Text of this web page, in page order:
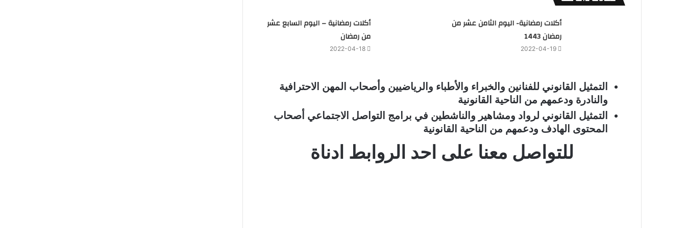
أكلات رمضانية- اليوم الثامن عشر من
رمضان 1443
2022-04-19
أكلات رمضانية – اليوم السابع عشر
من رمضان
2022-04-18
التمثيل القانوني للفنانين والخبراء والأطباء والرياضيين وأصحاب المهن الاحترافية
والنادرة ودعمهم من الناحية القانونية
التمثيل القانوني لرواد ومشاهير والناشطين في برامج التواصل الاجتماعي أصحاب
المحتوى الهادف ودعمهم من الناحية القانونية
للتواصل معنا على احد الروابط ادناة